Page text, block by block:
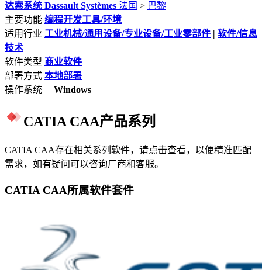
达索系统 Dassault Systèmes 法国 > 巴黎
主要功能 编程开发工具/环境
适用行业 工业机械/通用设备/专业设备/工业零部件 | 软件/信息
技术
软件类型 商业软件
部署方式 本地部署
操作系统
Windows
CATIA CAA产品系列
CATIA CAA存在相关系列软件，请点击查看，以便精准匹配
需求，如有疑问可以咨询厂商和客服。
CATIA CAA所属软件套件